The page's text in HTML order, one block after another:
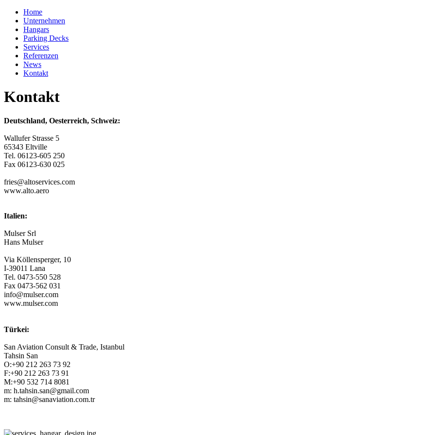
Home
Unternehmen
Hangars
Parking Decks
Services
Referenzen
News
Kontakt
Kontakt
Deutschland, Oesterreich, Schweiz:
Wallufer Strasse 5
65343 Eltville
Tel. 06123-605 250
Fax 06123-630 025
fries@altoservices.com
www.alto.aero
Italien:
Mulser Srl
Hans Mulser
Via Köllensperger, 10
I-39011 Lana
Tel. 0473-550 528
Fax 0473-562 031
info@mulser.com
www.mulser.com
Türkei:
San Aviation Consult & Trade, Istanbul
Tahsin San
O:+90 212 263 73 92
F:+90 212 263 73 91
M:+90 532 714 8081
m: h.tahsin.san@gmail.com
m: tahsin@sanaviation.com.tr